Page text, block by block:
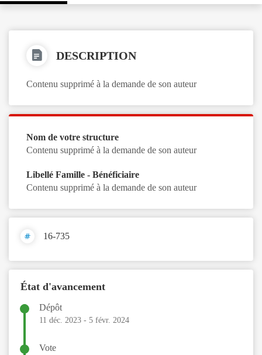
DESCRIPTION
Contenu supprimé à la demande de son auteur
Nom de votre structure
Contenu supprimé à la demande de son auteur
Libellé Famille - Bénéficiaire
Contenu supprimé à la demande de son auteur
16-735
État d'avancement
Dépôt
11 déc. 2023 - 5 févr. 2024
Vote